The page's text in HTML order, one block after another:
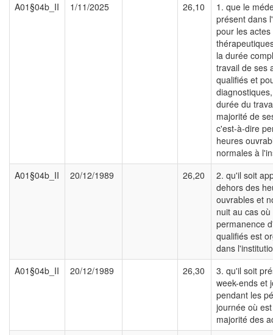
A01§04b_II
1/11/2025 26,10
1. que le
présent dans
pour les actes
la durée
travail de ses
qualifiés et
durée du
majorité de
c'est-à-dire
heures
normales à
A01§04b_II
20/12/1989 26,20
2. qu'il soit
dehors des
ouvrables et
nuit au cas
permanence
qualifiés est
dans
A01§04b_II
20/12/1989 26,30
3. qu'il soit
week-ends et
pendant les
journée où
majorité des